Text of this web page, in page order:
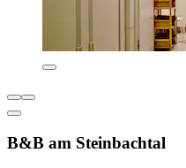
B&B am Steinbachtal